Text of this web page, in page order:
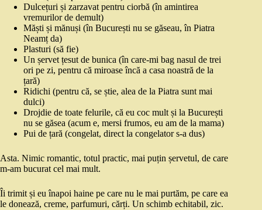
Dulcețuri și zarzavat pentru ciorbă (în amintirea
vremurilor de demult)
Măști și mănuși (în București nu se găseau, în Piatra
Neamț da)
Plasturi (să fie)
Un șervet țesut de bunica (în care-mi bag nasul de trei
ori pe zi, pentru că miroase încă a casa noastră de la
țară)
Ridichi (pentru că, se știe, alea de la Piatra sunt mai
dulci)
Drojdie de toate felurile, că eu coc mult și la București
nu se găsea (acum e, mersi frumos, eu am de la mama)
Pui de țară (congelat, direct la congelator s-a dus)
Asta. Nimic romantic, totul practic, mai puțin șervetul, de care
m-am bucurat cel mai mult.
Îi trimit și eu înapoi haine pe care nu le mai purtăm, pe care ea
le donează, creme, parfumuri, cărți. Un schimb echitabil, zic.